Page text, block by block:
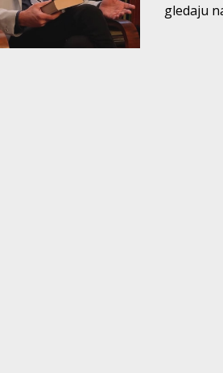
gledaju